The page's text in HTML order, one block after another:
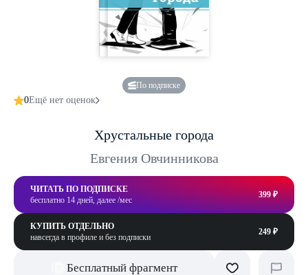
По подписке
0Ещё нет оценок
Хрустальные города
Евгения Овчинникова
ЧИТАТЬ ПО ПОДПИСКЕ
бесплатно 14 дней, далее /мес
399 ₽
КУПИТЬ ОТДЕЛЬНО
навсегда в профиле и без подписки
249 ₽
Бесплатный фрагмент